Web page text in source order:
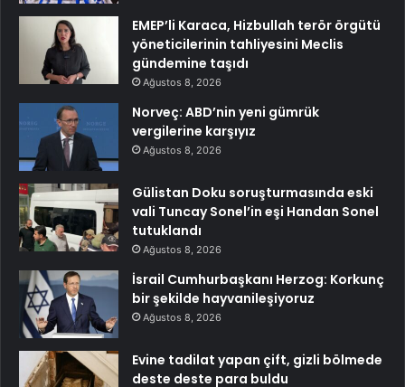
EMEP’li Karaca, Hizbullah terör örgütü
yöneticilerinin tahliyesini Meclis
gündemine taşıdı
Ağustos 8, 2026
Norveç: ABD’nin yeni gümrük
vergilerine karşıyız
Ağustos 8, 2026
Gülistan Doku soruşturmasında eski
vali Tuncay Sonel’in eşi Handan Sonel
tutuklandı
Ağustos 8, 2026
İsrail Cumhurbaşkanı Herzog: Korkunç
bir şekilde hayvanileşiyoruz
Ağustos 8, 2026
Evine tadilat yapan çift, gizli bölmede
deste deste para buldu